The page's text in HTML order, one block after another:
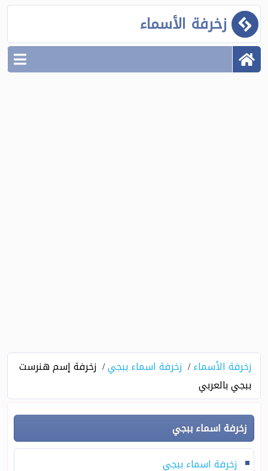
زخرفة الأسماء
زخرفة الأسماء زخرفة اسماء ببجي
زخرفة إسم هنرست
ببجي بالعربي
زخرفة اسماء ببجي
زخرفة اسماء ببجي